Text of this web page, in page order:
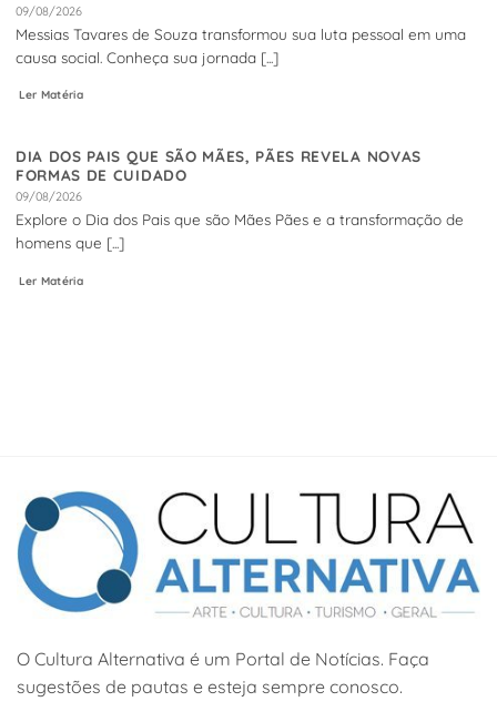
09/08/2026
Messias Tavares de Souza transformou sua luta pessoal em uma
causa social. Conheça sua jornada [...]
Ler Matéria
DIA DOS PAIS QUE SÃO MÃES, PÃES REVELA NOVAS
FORMAS DE CUIDADO
09/08/2026
Explore o Dia dos Pais que são Mães Pães e a transformação de
homens que [...]
Ler Matéria
O Cultura Alternativa é um Portal de Notícias. Faça
sugestões de pautas e esteja sempre conosco.